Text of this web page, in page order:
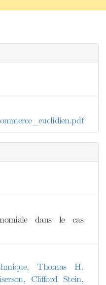
dans le cas
Thomas H.
Clifford Stein,